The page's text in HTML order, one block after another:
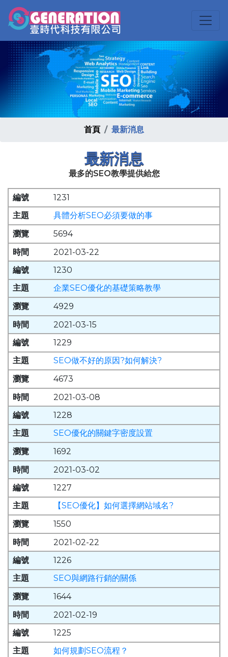
首頁 最新消息
最新消息
最多的SEO教學提供給您
1231
具體分析SEO必須要做的事
5694
2021-03-22
1230
企業SEO優化的基礎策略教學
4929
2021-03-15
1229
SEO做不好的原因?如何解決?
4673
2021-03-08
1228
SEO優化的關鍵字密度設置
1692
2021-03-02
1227
【SEO優化】如何選擇網站域名?
1550
2021-02-22
1226
SEO與網路行銷的關係
1644
2021-02-19
1225
如何規劃SEO流程？